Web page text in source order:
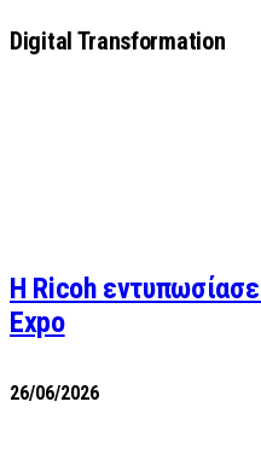
Digital Transformation
Η Ricoh
Expo
26/06/2026